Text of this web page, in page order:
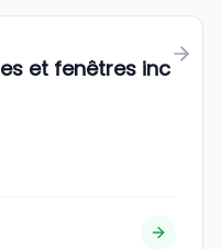
et fenêtres inc